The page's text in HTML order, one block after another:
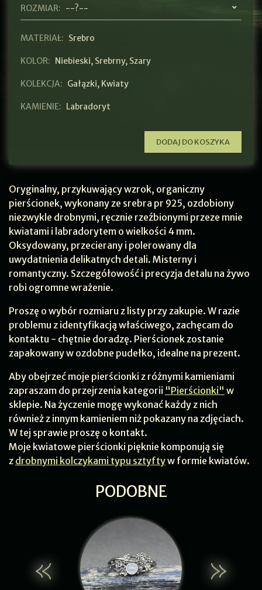
ROZMIAR: --?--
MATERIAŁ: Srebro
KOLOR: Niebieski, Srebrny, Szary
KOLEKCJA: Gałązki, Kwiaty
KAMIENIE: Labradoryt
DODAJ DO KOSZYKA
Oryginalny, przykuwający wzrok, organiczny
pierścionek, wykonany ze srebra pr 925, ozdobiony
niezwykle drobnymi, ręcznie rzeźbionymi przeze mnie
kwiatami i labradorytem o wielkości 4 mm.
Oksydowany, przecierany i polerowany dla
uwydatnienia delikatnych detali. Misterny i
romantyczny. Szczegółowość i precyzja detalu na żywo
robi ogromne wrażenie.
Proszę o wybór rozmiaru z listy przy zakupie. W razie
problemu z identyfikacją właściwego, zachęcam do
kontaktu - chętnie doradzę. Pierścionek zostanie
zapakowany w ozdobne pudełko, idealne na prezent.
Aby obejrzeć moje pierścionki z różnymi kamieniami
zapraszam do przejrzenia kategorii "Pierścionki" w
sklepie. Na życzenie mogę wykonać każdy z nich
również z innym kamieniem niż pokazany na zdjęciach.
W tej sprawie proszę o kontakt.
Moje kwiatowe pierścionki pięknie komponują się
z drobnymi kolczykami typu sztyftyw formie kwiatów.
PODOBNE